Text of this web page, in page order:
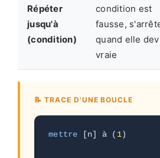
Répéter
jusqu'à
(condition)
condition est
fausse,
quand elle
vraie
📝 TRACE D'UNE BOUCLE
mettre [n] à ( 1)